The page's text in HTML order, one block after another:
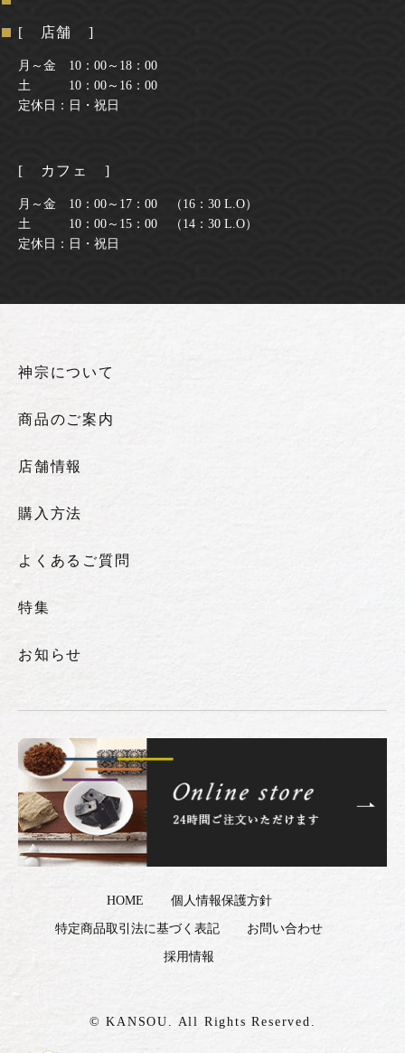
[ 店舗 ]
月～金 10：00～18：00
土 10：00～16：00
定休日：日・祝日
[ カフェ ]
月～金 10：00～17：00 （16：30 L.O）
土 10：00～15：00 （14：30 L.O）
定休日：日・祝日
神宗について
商品のご案内
店舗情報
購入方法
よくあるご質問
特集
お知らせ
HOME 個人情報保護方針
特定商品取引法に基づく表記 お問い合わせ
採用情報
© KANSOU. All Rights Reserved.